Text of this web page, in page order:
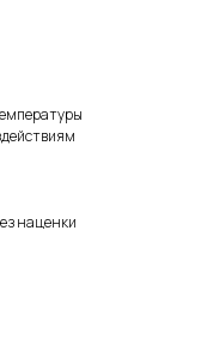
наценки